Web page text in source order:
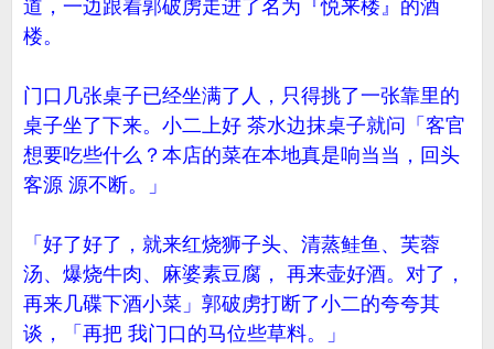
道，一边跟着郭破虏走进了名为『悦来楼』的酒
楼。
门口几张桌子已经坐满了人，只得挑了一张靠里的
桌子坐了下来。小二上好 茶水边抹桌子就问「客官
想要吃些什么？本店的菜在本地真是响当当，回头
客源 源不断。」
「好了好了，就来红烧狮子头、清蒸鲑鱼、芙蓉
汤、爆烧牛肉、麻婆素豆腐， 再来壶好酒。对了，
再来几碟下酒小菜」郭破虏打断了小二的夸夸其
谈，「再把 我门口的马位些草料。」